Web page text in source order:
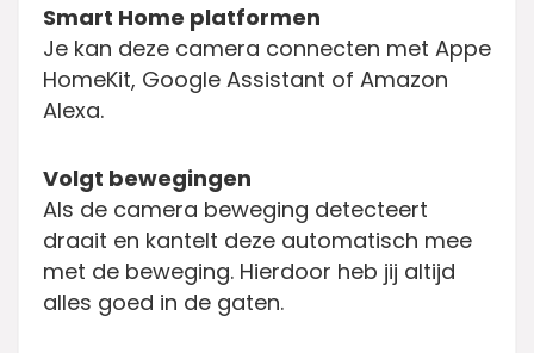
Smart Home platformen
Je kan deze camera connecten met Appe
HomeKit, Google Assistant of Amazon
Alexa.
Volgt bewegingen
Als de camera beweging detecteert
draait en kantelt deze automatisch mee
met de beweging. Hierdoor heb jij altijd
alles goed in de gaten.